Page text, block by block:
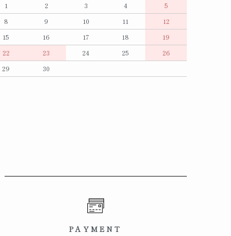
1
2 3 4
5
8 9 10 11
12
15 16 17 18
19
22 23 24 25
26
29 30
PAYMENT